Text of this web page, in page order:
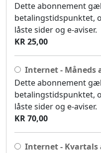
Dette abonnement
betalingstidspunktet,
låste sider og e-aviser.
KR 25,00
Internet - Måneds
Dette abonnement
betalingstidspunktet,
låste sider og e-aviser.
KR 70,00
Internet - Kvartals